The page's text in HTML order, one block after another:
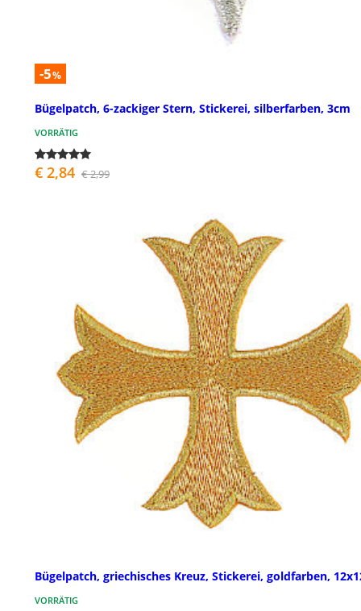
-5%
Bügelpatch, 6-zackiger Stern, Stickerei, silberfarben, 3cm
VORRÄTIG
€ 2,84 € 2,99
Bügelpatch, griechisches Kreuz, Stickerei, goldfarben,
VORRÄTIG